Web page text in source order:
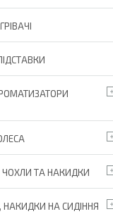
ЧОХЛИ ТА НАКИДКИ
НА СИДІННЯ